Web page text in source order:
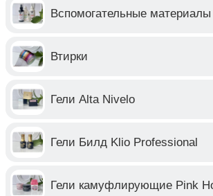
Вспомогательные материалы
Втирки
Гели Alta Nivelo
Гели Билд Klio Professional
Гели камуфлирующие Pink